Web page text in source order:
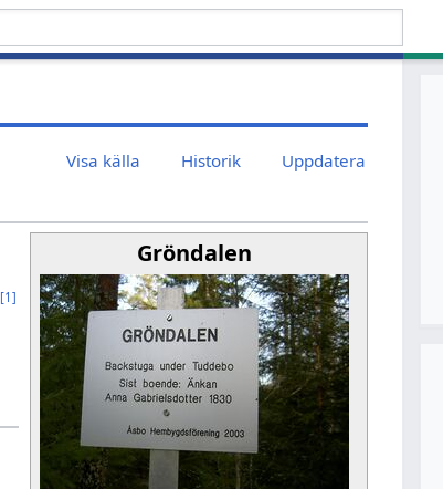
Visa källa Historik Uppdatera
Gröndalen
[1]